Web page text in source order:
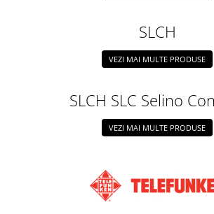
SLCH
VEZI MAI MULTE PRODUSE
SLCH SLC Selino
VEZI MAI MULTE PRODUSE